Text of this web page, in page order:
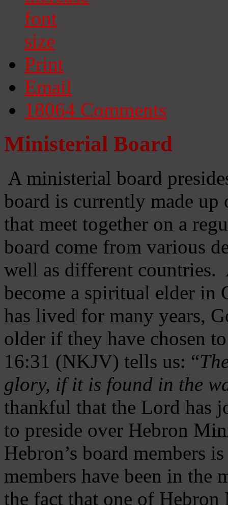
Print
Email
18064 Comments
Ministerial Board
A ministerial board
board is currently made
that meet together on a
board come from various
well as different countries.
become a spiritual elder in
has lived for many years,
older if they have chosen
16:31 (NKJV) tells us: “
glory, if it is found in the
thankful that the Lord has
to preside over Hebron
Hebron’s board members
members have been in
the fact that one of